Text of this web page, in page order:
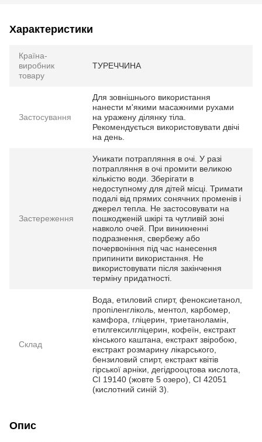
Характеристики
Країна-
виробник
товару
ТУРЕЧЧИНА
Застосування
Для зовнішнього використання
нанести м'якими масажними рухами
на уражену ділянку тіла.
Рекомендується використовувати двічі
на день.
Застереження
Уникати потрапляння в очі. У разі
потрапляння в очі промити великою
кількістю води. Зберігати в
недоступному для дітей місці. Тримати
подалі від прямих сонячних променів і
джерел тепла. Не застосовувати на
пошкодженій шкірі та чутливій зоні
навколо очей. При виникненні
подразнення, свербежу або
почервоніння під час нанесення
припинити використання. Не
використовувати після закінчення
терміну придатності.
Склад
Вода, етиловий спирт, феноксиетанол,
пропіленгліколь, ментол, карбомер,
камфора, гліцерин, триетаноламін,
етилгексилгліцерин, кофеїн, екстракт
кінського каштана, екстракт звіробою,
екстракт розмарину лікарського,
бензиловий спирт, екстракт квітів
гірської арніки, дегідрооцтова кислота,
CI 19140 (жовте 5 озеро), CI 42051
(кислотний синій 3).
Опис